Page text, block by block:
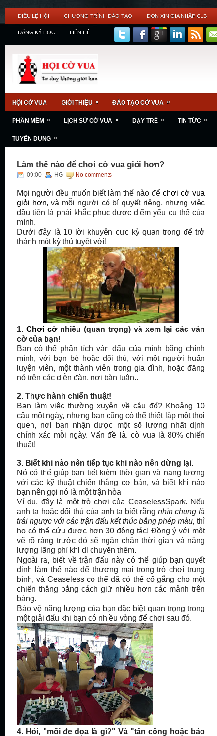
ĐIỀU LỆ HỘI CHƯƠNG TRÌNH ĐÀO TẠO ĐƠN XIN GIA NHẬP CLB
ĐĂNG KÝ HỌC LIÊN HỆ
HỘI CỜ VUA GIỚI THIỆU » ĐÀO TẠO CỜ VUA »
PHẦN MỀM » LỊCH SỬ CỜ VUA » DẠY TRẺ » TIN TỨC »
TUYỂN DỤNG »
Làm thế nào để chơi cờ vua giỏi hơn?
09:00 HG No comments
Mọi người đều muốn biết làm thế nào để chơi cờ vua
giỏi hơn, và mỗi người có bí quyết riêng, nhưng việc
đầu tiên là phải khắc phục đượcđiểm yếu cụ thểcủa
mình.
Dưới đây là 10 lời khuyên cực kỳ quan trọng để trở
thành một kỳ thủ tuyệt vời!
1.Chơi cờ nhiều (quan trọng) và xem lại cácván
cờcủa bạn!
Bạn có thể phân tích ván đấu của mình bằng chính
mình, với bạn bè hoặc đối thủ, với một người huấn
luyện viên, một thành viên trong gia đình, hoặc đăng
nó trên các diễn đàn, nơi bàn luận...
2. Thực hành chiến thuật!
Bạn làm việc thường xuyên về câu đố? Khoảng 10
câu một ngày, nhưng bạn cũng có thể thiết lập một thói
quen, nơi bạn nhận được một số lượng nhất định
chính xác mỗi ngày. Vấn đề là, cờ vua là 80% chiến
thuật!
3. Biết khi nào nên tiếp tục khi nào nên dừng lại.
Nó có thể giúp bạn tiết kiệm thời gian và năng lượng
với các kỹ thuật chiến thắng cơ bản, và biết khi nào
bạn nên gọi nó là một trận hòa .
Ví dụ, đây là một trò chơi của CeaselessSpark. Nếu
anh ta hoặc đối thủ của anh ta biết rằng nhìn chung là
trái ngược với các trận đấu kết thúc bằng phép màu, thì
họ có thể cứu được hơn 30 động tác! Đồng ý với một
vẽ rõ ràng trước đó sẽ ngăn chặn thời gian và năng
lượng lãng phí khi di chuyển thêm.
Ngoài ra, biết về trận đấu này có thể giúp bạn quyết
định làm thế nào để thương mại trong trò chơi trung
bình, và Ceaseless có thể đã có thể cố gắng cho một
chiến thắng bằng cách giữ nhiều hơn các mảnh trên
bảng.
Bảo vệ năng lượng của bạn đặc biệt quan trọng trong
một giải đấu khi bạn có nhiều vòng để chơi sau đó.
4. Hỏi, "mối đe dọa là gì?" Và "tấn công hoặc bảo